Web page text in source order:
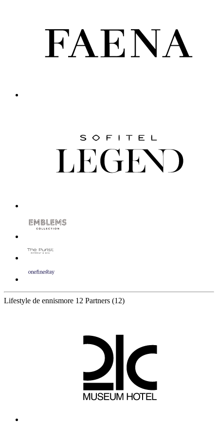
Lifestyle de ennismore 12 Partners (12)